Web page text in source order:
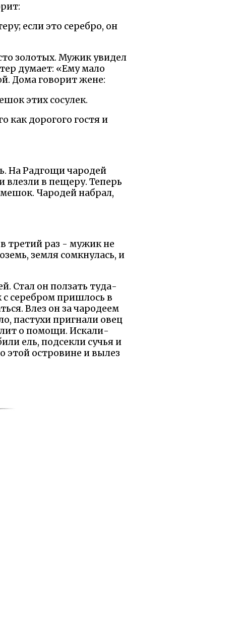
если это серебро, он
золотых. Мужик увидел
думает: «Ему мало
Дома говорит жене:
этих сосулек.
как дорогого гостя и
На Радгощи чародей
влезли в пещеру. Теперь
Чародей набрал,
третий раз - мужик не
земля сомкнулась, и
Стал он ползать туда-
серебром пришлось в
Влез он за чародеем
пастухи пригнали овец
о помощи. Искали-
ель, подсекли сучья и
этой островине и вылез